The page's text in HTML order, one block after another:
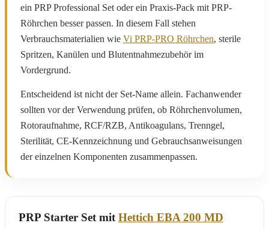
ein PRP Professional Set oder ein Praxis-Pack mit PRP-
Röhrchen besser passen. In diesem Fall stehen
Verbrauchsmaterialien wie Vi PRP-PRO Röhrchen, sterile
Spritzen, Kanülen und Blutentnahmezubehör im
Vordergrund.
Entscheidend ist nicht der Set-Name allein. Fachanwender
sollten vor der Verwendung prüfen, ob Röhrchenvolumen,
Rotoraufnahme, RCF/RZB, Antikoagulans, Trenngel,
Sterilität, CE-Kennzeichnung und Gebrauchsanweisungen
der einzelnen Komponenten zusammenpassen.
PRP Starter Set mit Hettich EBA 200 MD